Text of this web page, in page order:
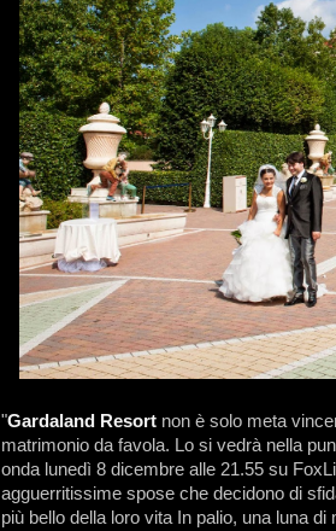
"Gardaland Resort non è solo meta
matrimonio da favola. Lo si vedrà nella
onda lunedì 8 dicembre alle 21.55 su
agguerritissime spose che decidono di
più bello della loro vita In palio, una luna di